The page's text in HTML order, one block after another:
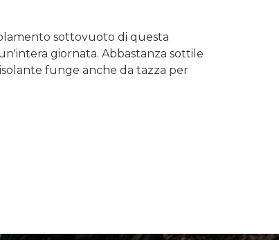
sottovuoto di questa
giornata. Abbastanza sottile
isolante funge anche da tazza per